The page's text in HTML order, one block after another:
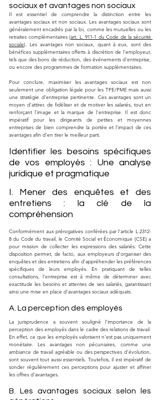
sociaux et avantages non sociaux
Il est essentiel de comprendre la distinction entre les
avantages sociaux et non sociaux. Les avantages sociaux sont
généralement encadrés par la loi, comme les mutuelles ou les
retraites complémentaires (art. L. 911-1 du Code de la sécurité
sociale). Les avantages non sociaux, quant à eux, sont des
bénéfices supplémentaires offerts à discrétion de l'employeur,
tels que des bons de réduction, des événements d'entreprise,
ou encore des programmes de formation supplémentaires.
Pour conclure, maximiser les avantages sociaux est non
seulement une obligation légale pour les TPE/PME mais aussi
une stratégie d'entreprise pertinente. Ces avantages sont un
moyen d'attirer, de fidéliser et de motiver les salariés, tout en
renforçant l'image et la marque de l'entreprise. Il est donc
impératif pour les dirigeants de petites et moyennes
entreprises de bien comprendre la portée et l'impact de ces
avantages afin d'en tirer le meilleur parti.
Identifier les besoins spécifiques
de vos employés : Une analyse
juridique et pragmatique
I. Mener des enquêtes et des
entretiens : la clé de la
compréhension
Conformément aux prérogatives conférées par l'article L.2312-
8 du Code du travail, le Comité Social et Économique (CSE) a
pour mission de collecter les expressions des salariés. Cette
disposition permet, de facto, aux employeurs d’organiser des
enquêtes et des entretiens afin d’appréhender les préférences
spécifiques de leurs employés. En pratiquant de telles
consultations, l'entreprise est à même de déterminer avec
exactitude les besoins et attentes de ses salariés, garantissant
ainsi une mise en place d'avantages sociaux adéquats.
A. La perception des employés
La jurisprudence a souvent souligné l'importance de la
perception des employés dans le cadre des relations de travail.
En effet, ce que les employés valorisent n'est pas uniquement
monétaire. Les avantages non pécuniaires, comme une
ambiance de travail agréable ou des perspectives d'évolution,
sont souvent tout aussi essentiels. Toutefois, il est impératif de
sonder régulièrement ces perceptions pour ajuster et affiner
les offres d'avantages.
B. Les avantages sociaux selon les